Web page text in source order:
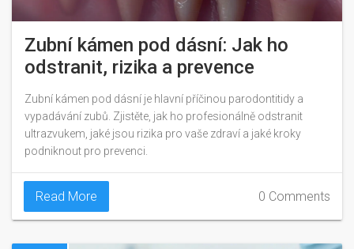
Zubní kámen pod dásní: Jak ho
odstranit, rizika a prevence
Zubní kámen pod dásní je hlavní příčinou parodontitidy a
vypadávání zubů. Zjistěte, jak ho profesionálně odstranit
ultrazvukem, jaké jsou rizika pro vaše zdraví a jaké kroky
podniknout pro prevenci.
Read More 0 Comments